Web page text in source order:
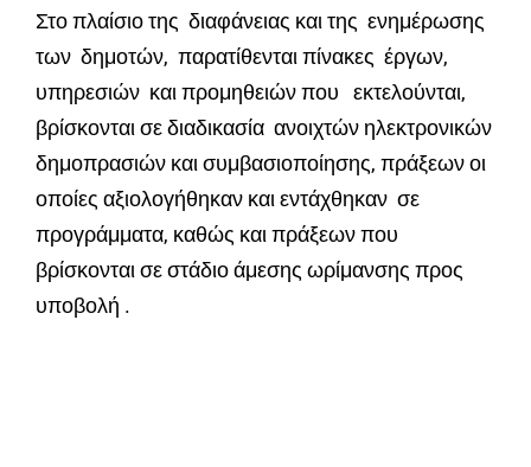
Στο πλαίσιο της διαφάνειας και της ενημέρωσης
των δημοτών, παρατίθενται πίνακες έργων,
υπηρεσιών και προμηθειών που εκτελούνται,
βρίσκονται σε διαδικασία ανοιχτών ηλεκτρονικών
δημοπρασιών και συμβασιοποίησης, πράξεων οι
οποίες αξιολογήθηκαν και εντάχθηκαν σε
προγράμματα, καθώς και πράξεων που
βρίσκονται σε στάδιο άμεσης ωρίμανσης προς
υποβολή .